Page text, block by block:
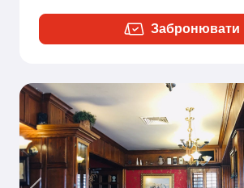
Забронювати